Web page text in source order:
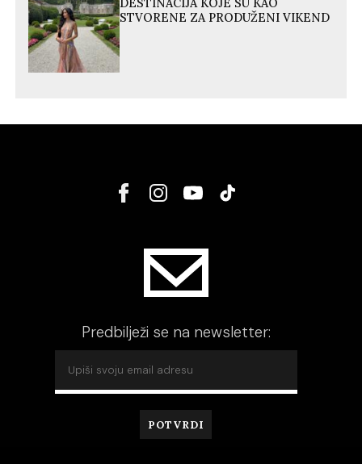
STVORENE ZA PRODUŽENI VIKEND
Predbilježi se na newsletter: